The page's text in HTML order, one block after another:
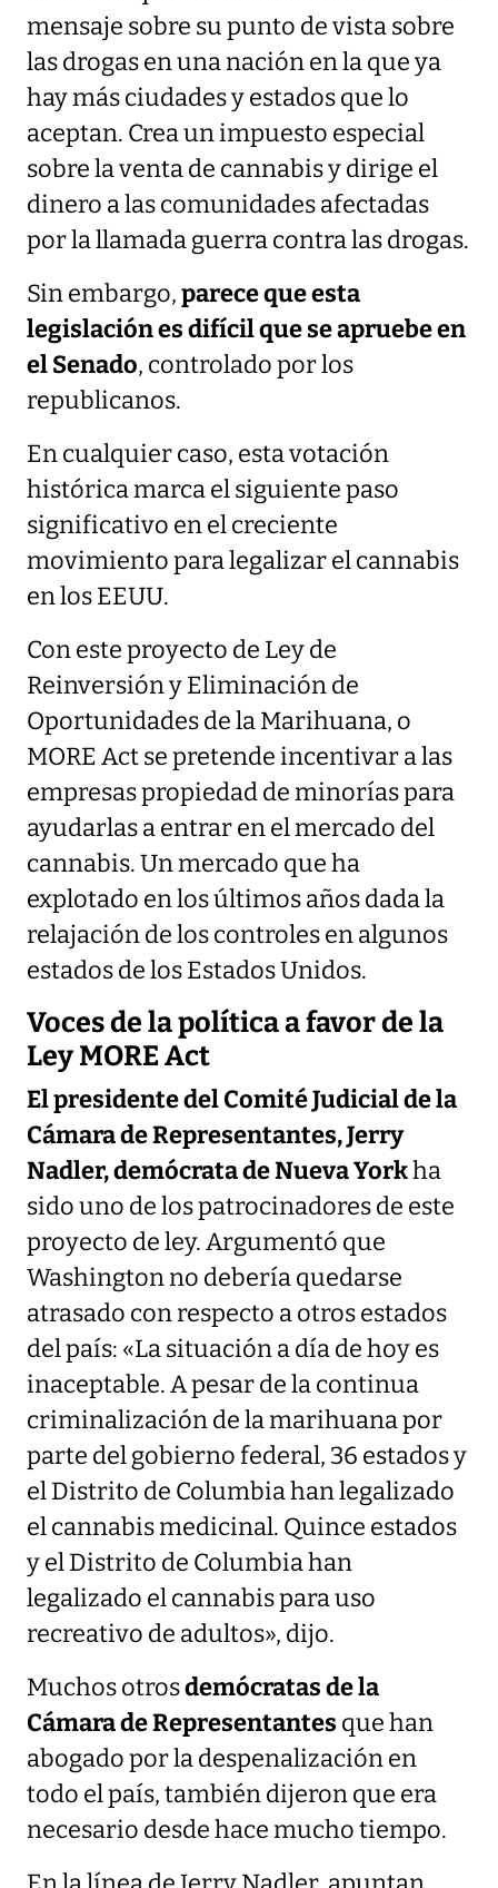
mensaje sobre su punto de vista sobre
las drogas en una nación en la que ya
hay más ciudades y estados que lo
aceptan. Crea un impuesto especial
sobre la venta de cannabis y dirige el
dinero a las comunidades afectadas
por la llamada guerra contra las drogas.
Sin embargo,parece que esta
legislación es difícil que se apruebe en
el Senado, controlado por los
republicanos.
En cualquier caso, esta votación
histórica marca el siguiente paso
significativo en el creciente
movimiento para legalizar el cannabis
en los EEUU.
Con este proyecto de Ley de
Reinversión y Eliminación de
Oportunidades de la Marihuana, o
MORE Act se pretende incentivar a las
empresas propiedad de minorías para
ayudarlas a entrar en el mercado del
cannabis. Un mercado que ha
explotado en los últimos años dada la
relajación de los controles en algunos
estados de los Estados Unidos.
Voces de la política a favor de la
Ley MORE Act
El presidente del Comité Judicial de la
Cámara de Representantes, Jerry
Nadler, demócrata de Nueva Yorkha
sido uno de los patrocinadores de este
proyecto de ley. Argumentó que
Washington no debería quedarse
atrasado con respecto a otros estados
del país: «La situación a día de hoy es
inaceptable. A pesar de la continua
criminalización de la marihuana por
parte del gobierno federal, 36 estados y
el Distrito de Columbia han legalizado
el cannabis medicinal. Quince estados
y el Distrito de Columbia han
legalizado el cannabis para uso
recreativo de adultos», dijo.
Muchos otrosdemócratas de la
Cámara de Representantes que han
abogado por la despenalización en
todo el país, también dijeron que era
necesario desde hace mucho tiempo.